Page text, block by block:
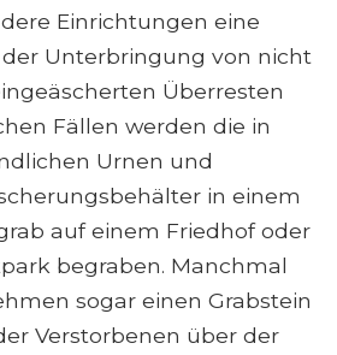
Einrichtungen eine
Unterbringung von nicht
Überresten
Fällen werden die in
Urnen und
in einem
auf einem Friedhof oder
begraben. Manchmal
sogar einen Grabstein
Verstorbenen über der